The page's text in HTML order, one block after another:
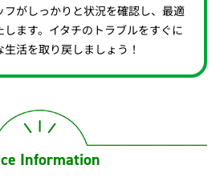
フがしっかりと状況を確認し、最適
ます。イタチのトラブルをすぐに
活を取り戻しましょう！
Information